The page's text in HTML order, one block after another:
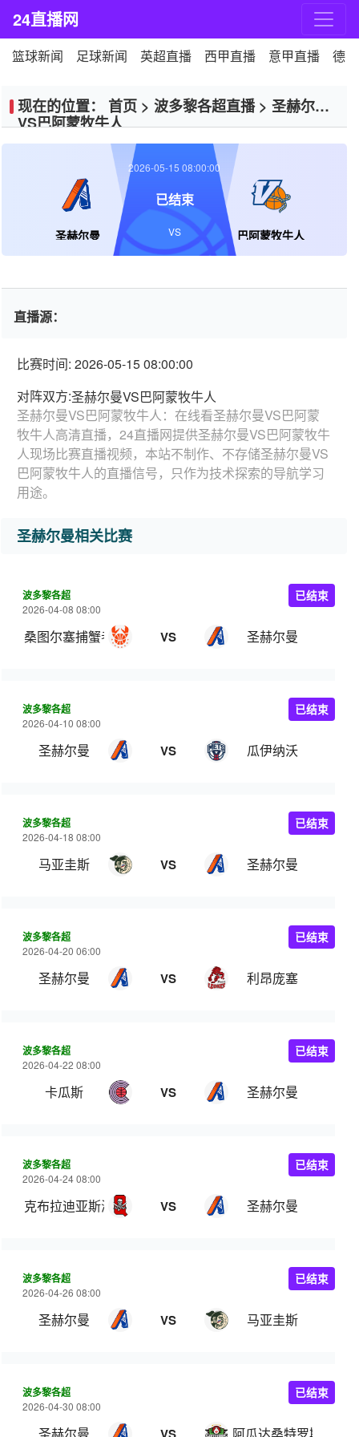
24直播网
篮球新闻 足球新闻 英超直播 西甲直播 意甲直播 德
现在的位置： 首页 > 波多黎各超直播> 圣赫尔曼
VS巴阿蒙牧牛人
圣赫尔曼 巴阿蒙牧牛人
2026-05-15 08:00:00
已结束
VS
直播源：
比赛时间: 2026-05-15 08:00:00
对阵双方:圣赫尔曼VS巴阿蒙牧牛人
圣赫尔曼VS巴阿蒙牧牛人：在线看圣赫尔曼VS巴阿蒙
牧牛人高清直播，24直播网提供圣赫尔曼VS巴阿蒙牧牛
人现场比赛直播视频，本站不制作、不存储圣赫尔曼VS
巴阿蒙牧牛人的直播信号，只作为技术探索的导航学习
用途。
圣赫尔曼相关比赛
波多黎各超
2026-04-08 08:00
桑图尔塞捕蟹者 VS 圣赫尔曼
已结束
波多黎各超
2026-04-10 08:00
圣赫尔曼 VS 瓜伊纳沃
已结束
波多黎各超
2026-04-18 08:00
马亚圭斯 VS 圣赫尔曼
已结束
波多黎各超
2026-04-20 06:00
圣赫尔曼 VS 利昂庞塞
已结束
波多黎各超
2026-04-22 08:00
卡瓜斯 VS 圣赫尔曼
已结束
波多黎各超
2026-04-24 08:00
克布拉迪亚斯海盗 VS 圣赫尔曼
已结束
波多黎各超
2026-04-26 08:00
圣赫尔曼 VS 马亚圭斯
已结束
波多黎各超
2026-04-30 08:00
已结束